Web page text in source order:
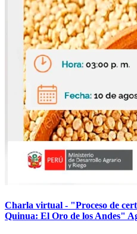
Charla virtual - "Proceso de
Quinua: El Oro de los Andes"